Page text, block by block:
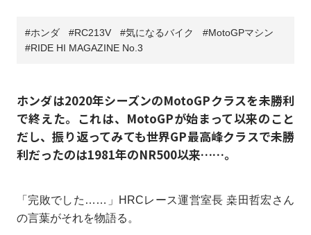
ホンダ RC213V 気になるバイク
MotoGPマシン
RIDE HI MAGAZINE No.3
ホンダは2020年シーズンのMotoGPクラスを未勝利
で終えた。これは、MotoGPが始まって以来のこと
だし、振り返ってみても世界GP最高峰クラスで未勝
利だったのは1981年のNR500以来……。
「完敗でした……」HRCレース運営室長 桒田哲宏さん
の言葉がそれを物語る。